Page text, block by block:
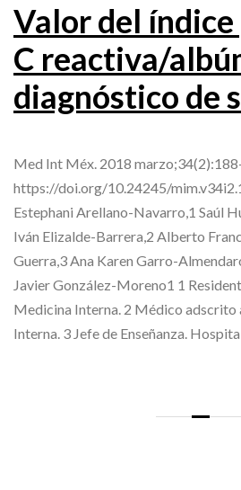
Valor del
C reactiva/
diagnóstico de
Med Int Méx. 2018
https://doi.org/10.24245/
Estephani Arellano-Navarro,1 Saúl
Iván Elizalde-Barrera,2 Alberto
Guerra,3 Ana Karen Garro-
Javier González-Moreno1 1
Medicina Interna. 2 Médico adscrito
Interna. 3 Jefe de Enseñanza.